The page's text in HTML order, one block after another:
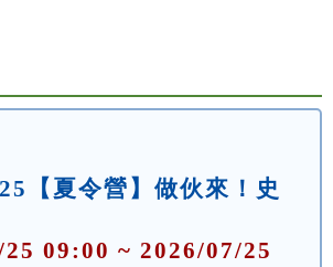
【夏令營】做伙來！史
09:00 ~ 2026/07/25